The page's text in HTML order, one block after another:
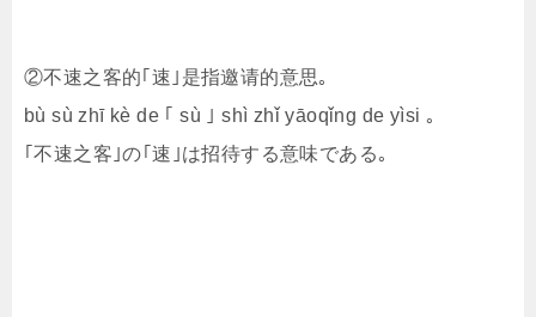
②不速之客的｢速｣是指邀请的意思｡
bù sù zhī kè de ｢ sù ｣ shì zhǐ yāoqǐng de yìsi ｡
｢不速之客｣の｢速｣は招待する意味である｡